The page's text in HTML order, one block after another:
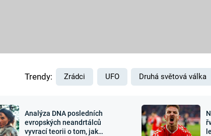
MARS
Výročí
Záhady
Trendy: Zrádci UFO Druhá světová válka
Analýza DNA posledních
evropských neandrtálců
vyvrací teorii o tom, jak